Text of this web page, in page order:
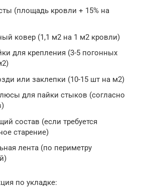
(площадь кровли + 15% на
ковер (1,1 м2 на 1 м2 кровли)
для крепления (3-5 погонных
или заклепки (10-15 шт на м2)
для пайки стыков (согласно
состав (если требуется
старение)
лента (по периметру
по укладке: